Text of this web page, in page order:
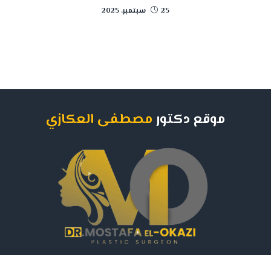
25 سبتمبر، 2025
موقع دكتورمصطفى العكازي